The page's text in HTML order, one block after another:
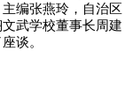
编张燕玲，自治区
武学校董事长周建
谈。